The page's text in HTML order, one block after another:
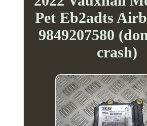
Pet Eb2adts
9849207580
crash)